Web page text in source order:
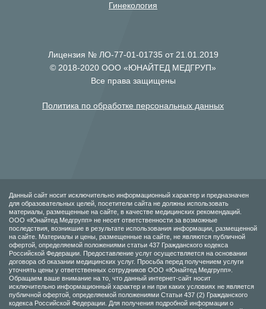
Гинекология
Лицензия № ЛО-77-01-01735 от 21.01.2019
© 2018-2020 ООО «ЮНАЙТЕД МЕДГРУП»
Все права защищены
Политика по обработке персональных данных
Данный сайт носит исключительно информационный характер и предназначен
для образовательных целей, посетители сайта не должны использовать
материалы, размещенные на сайте, в качестве медицинских рекомендаций.
ООО «Юнайтед Медгрупп» не несет ответственности за возможные
последствия, возникшие в результате использования информации, размещенной
на сайте. Материалы и цены, размещенные на сайте, не являются публичной
офертой, определяемой положениями статьи 437 Гражданского кодекса
Российской Федерации. Предоставление услуг осуществляется на основании
договора об оказании медицинских услуг. Просьба перед получением услуги
уточнять цены у ответственных сотрудников ООО «Юнайтед Медгрупп».
Обращаем ваше внимание на то, что данный интернет-сайт носит
исключительно информационный характер и ни при каких условиях не является
публичной офертой, определяемой положениями Статьи 437 (2) Гражданского
кодекса Российской Федерации. Для получения подробной информации о